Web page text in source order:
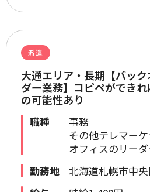
派遣
大通エリア・長期【バッ
ダー業務】コピペができ
の可能性あり
職種
事務
その他テレマー
オフィスのリーダ
勤務地
北海道札幌市中